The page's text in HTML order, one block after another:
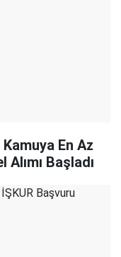
Kamuya En Az
Başladı